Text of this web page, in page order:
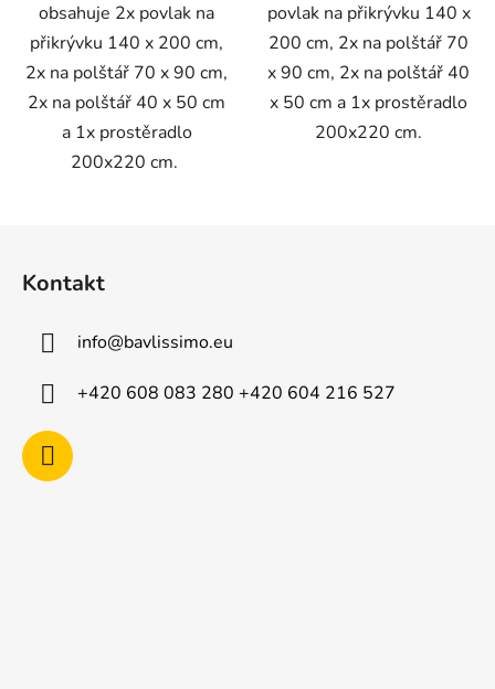
obsahuje 2x povlak na
přikrývku 140 x 200 cm,
2x na polštář 70 x 90 cm,
2x na polštář 40 x 50 cm
a 1x prostěradlo
200x220 cm.
povlak na přikrývku 140 x
200 cm, 2x na polštář 70
x 90 cm, 2x na polštář 40
x 50 cm a 1x prostěradlo
200x220 cm.
Kontakt
info@bavlissimo.eu
+420 608 083 280 +420 604 216 527